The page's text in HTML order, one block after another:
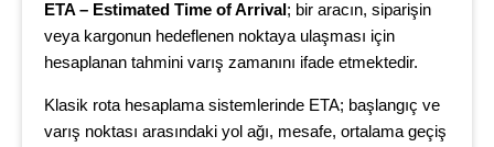
ETA – Estimated Time of Arrival ; bir aracın, siparişin
veya kargonun hedeflenen noktaya ulaşması için
hesaplanan tahmini varış zamanını ifade etmektedir.
Klasik rota hesaplama sistemlerinde ETA; başlangıç ve
varış noktası arasındaki yol ağı, mesafe, ortalama geçiş